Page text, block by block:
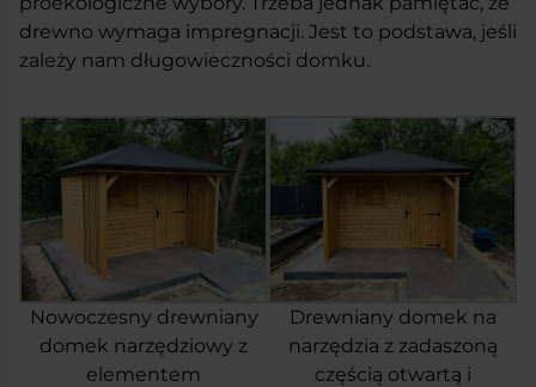
drewno wymaga impregnacji. Jest to podstawa, jeśli
zależy nam długowieczności domku.
Nowoczesny drewniany
domek narzędziowy z
elementem
Drewniany domek na
narzędzia z zadaszoną
częścią otwartą i